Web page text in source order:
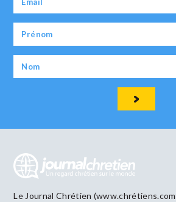
Le Journal Chrétien